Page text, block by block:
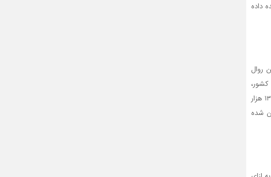
عمده داده
اگر این روال
این کشور،
قانونی به نام «کودوموتیت» وضع شد که طبق آن، به خانواده‌ها تا رسیدن فرزند به سن ۱۵ سالگی، ماهانه حقوقی تا ۱۳ هزار
شده